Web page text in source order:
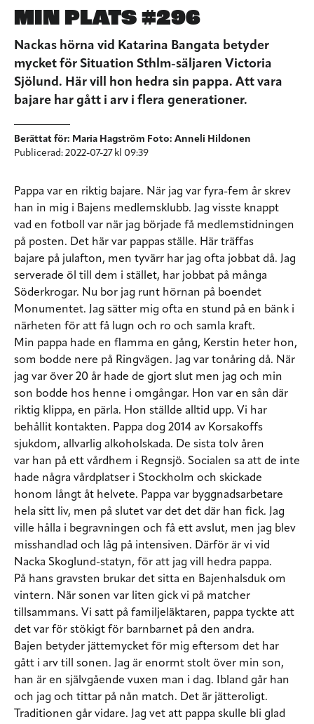
MIN PLATS #296
Nackas hörna vid Katarina Bangata betyder
mycket för Situation Sthlm-säljaren Victoria
Sjölund. Här vill hon hedra sin pappa. Att vara
bajare har gått i arv i flera generationer.
Berättat för: Maria Hagström Foto: Anneli Hildonen
Publicerad: 2022-07-27 kl 09:39
Pappa var en riktig bajare. När jag var fyra-fem år skrev
han in mig i Bajens medlemsklubb. Jag visste knappt
vad en fotboll var när jag började få medlemstidningen
på posten. Det här var pappas ställe. Här träffas
bajare på julafton, men tyvärr har jag ofta jobbat då. Jag
serverade öl till dem i stället, har jobbat på många
Söderkrogar. Nu bor jag runt hörnan på boendet
Monumentet. Jag sätter mig ofta en stund på en bänk i
närheten för att få lugn och ro och samla kraft.
Min pappa hade en flamma en gång, Kerstin heter hon,
som bodde nere på Ringvägen. Jag var tonåring då. När
jag var över 20 år hade de gjort slut men jag och min
son bodde hos henne i omgångar. Hon var en sån där
riktig klippa, en pärla. Hon ställde alltid upp. Vi har
behållit kontakten. Pappa dog 2014 av Korsakoffs
sjukdom, allvarlig alkoholskada. De sista tolv åren
var han på ett vårdhem i Regnsjö. Socialen sa att de inte
hade några vårdplatser i Stockholm och skickade
honom långt åt helvete. Pappa var byggnadsarbetare
hela sitt liv, men på slutet var det det där han fick. Jag
ville hålla i begravningen och få ett avslut, men jag blev
misshandlad och låg på intensiven. Därför är vi vid
Nacka Skoglund-statyn, för att jag vill hedra pappa.
På hans gravsten brukar det sitta en Bajenhalsduk om
vintern. När sonen var liten gick vi på matcher
tillsammans. Vi satt på familjeläktaren, pappa tyckte att
det var för stökigt för barnbarnet på den andra.
Bajen betyder jättemycket för mig eftersom det har
gått i arv till sonen. Jag är enormt stolt över min son,
han är en självgående vuxen man i dag. Ibland går han
och jag och tittar på nån match. Det är jätteroligt.
Traditionen går vidare. Jag vet att pappa skulle bli glad